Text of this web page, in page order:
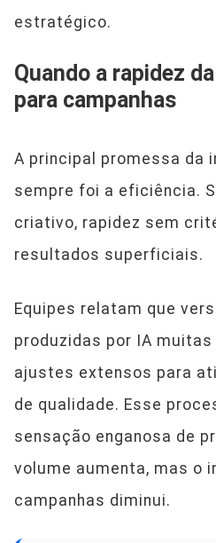
estratégico.
Quando a rapidez
para campanhas
A principal promessa da
sempre foi a eficiência.
criativo, rapidez sem
resultados superficiais.
Equipes relatam que
produzidas por IA
ajustes extensos para
de qualidade. Esse
sensação enganosa de
volume aumenta, mas o
campanhas diminui.